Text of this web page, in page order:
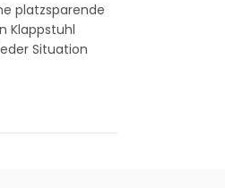
platzsparende
Klappstuhl
Situation